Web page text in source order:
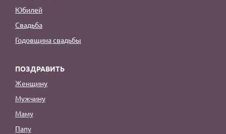
Юбилей
Свадьба
Годовщина свадьбы
ПОЗДРАВИТЬ
Женщину
Мужчину
Маму
Папу